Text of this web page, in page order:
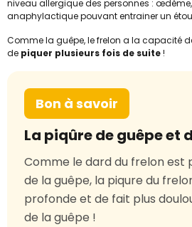
niveau allergique des personnes :
anaphylactique pouvant entrainer un
Comme la guêpe, le frelon a la capacité
de piquer plusieurs fois de suite!
Bon à savoir
La piqûre de guêpe et
Comme le dard du frelon est
de la guêpe, la piqure du
profonde et de fait plus
de la guêpe !